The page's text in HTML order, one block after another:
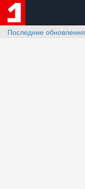
Последние обновления